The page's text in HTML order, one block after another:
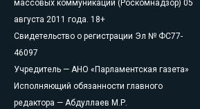
массовых коммуникаций (Роскомнадзор) 05
августа 2011 года. 18+
Свидетельство о регистрации Эл № ФС77-
46097
Учредитель — АНО «Парламентская газета»
Исполняющий обязанности главного
редактора — Абдуллаев М.Р.